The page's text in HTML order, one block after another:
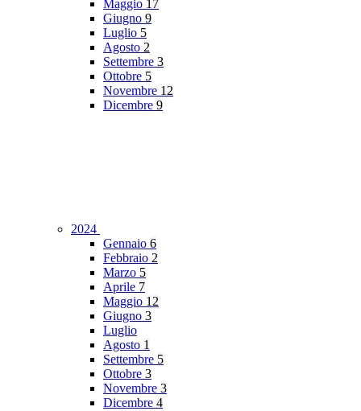
Maggio 17
Giugno 9
Luglio 5
Agosto 2
Settembre 3
Ottobre 5
Novembre 12
Dicembre 9
2024
Gennaio 6
Febbraio 2
Marzo 5
Aprile 7
Maggio 12
Giugno 3
Luglio
Agosto 1
Settembre 5
Ottobre 3
Novembre 3
Dicembre 4